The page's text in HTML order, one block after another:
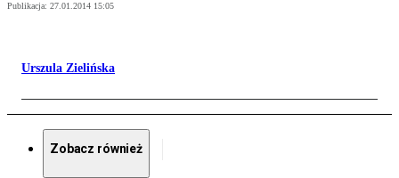
Publikacja: 27.01.2014 15:05
Urszula Zielińska
Zobacz również